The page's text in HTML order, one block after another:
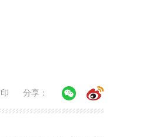
分享：